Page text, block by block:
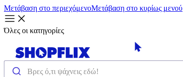
Μετάβαση στο περιεχόμενοΜετάβαση στο κυρίως μενού
Όλες οι κατηγορίες